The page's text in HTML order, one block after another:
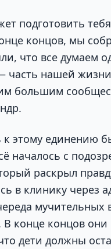
подготовить
концов, мы
что все думаем
часть нашей
большим
к этому единению
началось с
раскрыл
в клинику через
мучительных
В конце концов они
дети должны